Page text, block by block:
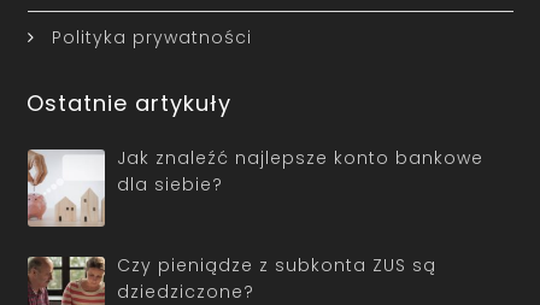
Polityka prywatności
Ostatnie artykuły
Jak znaleźć najlepsze konto bankowe
dla siebie?
Czy pieniądze z subkonta ZUS są
dziedziczone?